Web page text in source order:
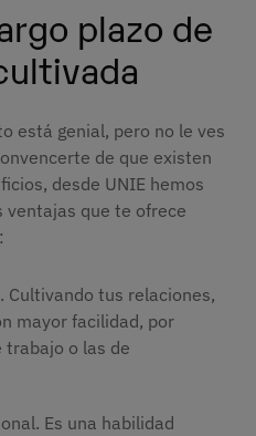
plazo de
está genial, pero no le ves
de que existen
desde UNIE hemos
ventajas que te ofrece
Cultivando tus relaciones,
mayor facilidad, por
trabajo o las de
Es una habilidad